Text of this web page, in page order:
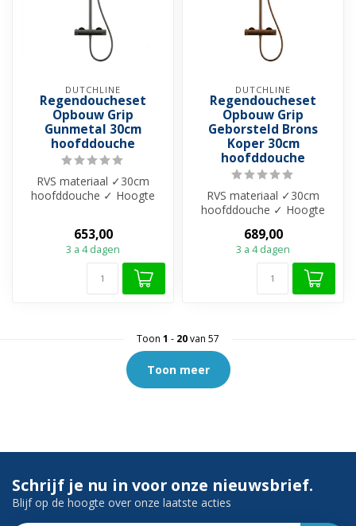
DUTCHLINE
Regendoucheset
Opbouw Grip
Gunmetal 30cm
hoofddouche
RVS materiaal ✓30cm
hoofddouche ✓ Hoogte
653,00
3 a 4 dagen
DUTCHLINE
Regendoucheset
Opbouw Grip
Geborsteld Brons
Koper 30cm
hoofddouche
RVS materiaal ✓30cm
hoofddouche ✓ Hoogte
1123 mm ✓ 15 H...
689,00
3 a 4 dagen
Toon 1 - 20van 57
Toon meer
Schrijf je nu in voor onze nieuwsbrief.
Blijf op de hoogte over onze laatste acties